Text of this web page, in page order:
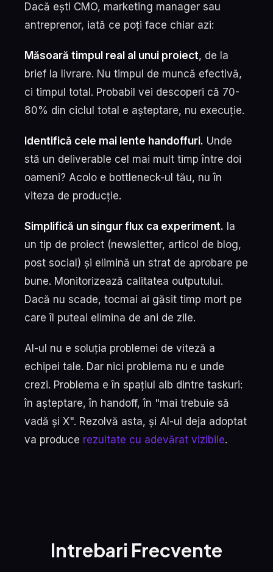
Dacă ești CMO, marketing manager sau
antreprenor, iată ce poți face chiar azi:
Măsoară timpul real al unui proiect, de la
brief la livrare. Nu timpul de muncă efectivă,
ci timpul total. Probabil vei descoperi că 70-
80% din ciclul total e așteptare, nu execuție.
Identifică cele mai lente handoffuri. Unde
stă un deliverable cel mai mult timp între doi
oameni? Acolo e bottleneck-ul tău, nu în
viteza de producție.
Simplifică un singur flux ca experiment. Ia
un tip de proiect (newsletter, articol de blog,
post social) și elimină un strat de aprobare pe
bune. Monitorizează calitatea outputului.
Dacă nu scade, tocmai ai găsit timp mort pe
care îl puteai elimina de ani de zile.
AI-ul nu e soluția problemei de viteză a
echipei tale. Dar nici problema nu e unde
crezi. Problema e în spațiul alb dintre taskuri:
în așteptare, în handoff, în "mai trebuie să
vadă și X". Rezolvă asta, și AI-ul deja adoptat
va produce rezultate cu adevărat vizibile.
Intrebari Frecvente